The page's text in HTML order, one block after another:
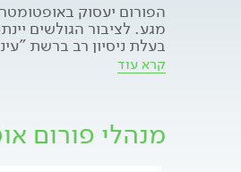
הפורום יעסוק
מגע. לציבור הגולשים
שעות, ללא נטייה מסחרית, לקבלת מידע:
קרא עוד
מנהלי פורום